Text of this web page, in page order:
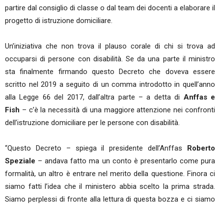
partire dal consiglio di classe o dal team dei docenti a elaborare il
progetto di istruzione domiciliare.
Un’iniziativa che non trova il plauso corale di chi si trova ad
occuparsi di persone con disabilità. Se da una parte il ministro
sta finalmente firmando questo Decreto che doveva essere
scritto nel 2019 a seguito di un comma introdotto in quell’anno
alla Legge 66 del 2017, dall’altra parte – a detta di Anffas e
Fish – c’è la necessità di una maggiore attenzione nei confronti
dell’istruzione domiciliare per le persone con disabilità.
“Questo Decreto – spiega il presidente dell’Anffas Roberto
Speziale – andava fatto ma un conto è presentarlo come pura
formalità, un altro è entrare nel merito della questione. Finora ci
siamo fatti l’idea che il ministero abbia scelto la prima strada.
Siamo perplessi di fronte alla lettura di questa bozza e ci siamo